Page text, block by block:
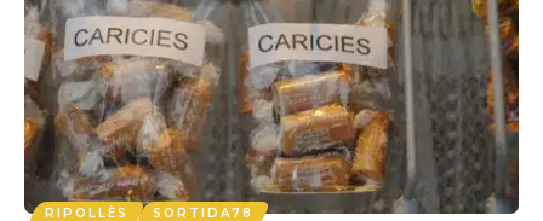
RIPOLLÈS SORTIDA78